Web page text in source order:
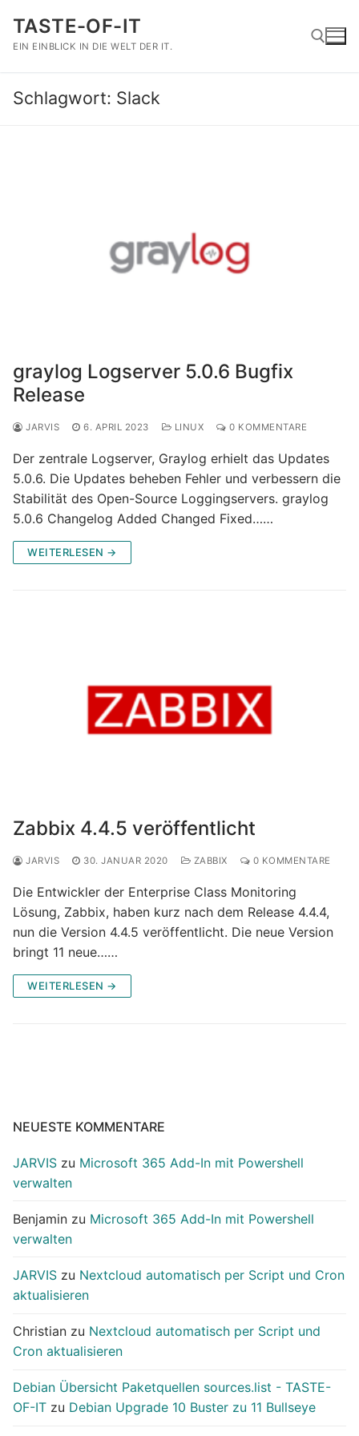
Inhalt
springen
TASTE-OF-IT
EIN EINBLICK IN DIE WELT DER IT.
Schlagwort: Slack
graylog Logserver 5.0.6 Bugfix
Release
JARVIS 6. APRIL 2023 LINUX 0 KOMMENTARE
Der zentrale Logserver, Graylog erhielt das Updates
5.0.6. Die Updates beheben Fehler und verbessern die
Stabilität des Open-Source Loggingservers. graylog
5.0.6 Changelog Added Changed Fixed……
WEITERLESEN →
Zabbix 4.4.5 veröffentlicht
JARVIS 30. JANUAR 2020 ZABBIX 0 KOMMENTARE
Die Entwickler der Enterprise Class Monitoring
Lösung, Zabbix, haben kurz nach dem Release 4.4.4,
nun die Version 4.4.5 veröffentlicht. Die neue Version
bringt 11 neue……
WEITERLESEN →
NEUESTE KOMMENTARE
JARVIS zu Microsoft 365 Add-In mit Powershell
verwalten
Benjamin zu Microsoft 365 Add-In mit Powershell
verwalten
JARVIS zu Nextcloud automatisch per Script und Cron
aktualisieren
Christian zu Nextcloud automatisch per Script und
Cron aktualisieren
Debian Übersicht Paketquellen sources.list - TASTE-
OF-IT zu Debian Upgrade 10 Buster zu 11 Bullseye